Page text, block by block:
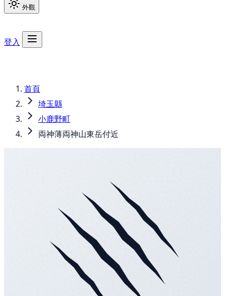
外觀
登入
首頁
埼玉縣
小鹿野町
両神薄両神山東岳付近